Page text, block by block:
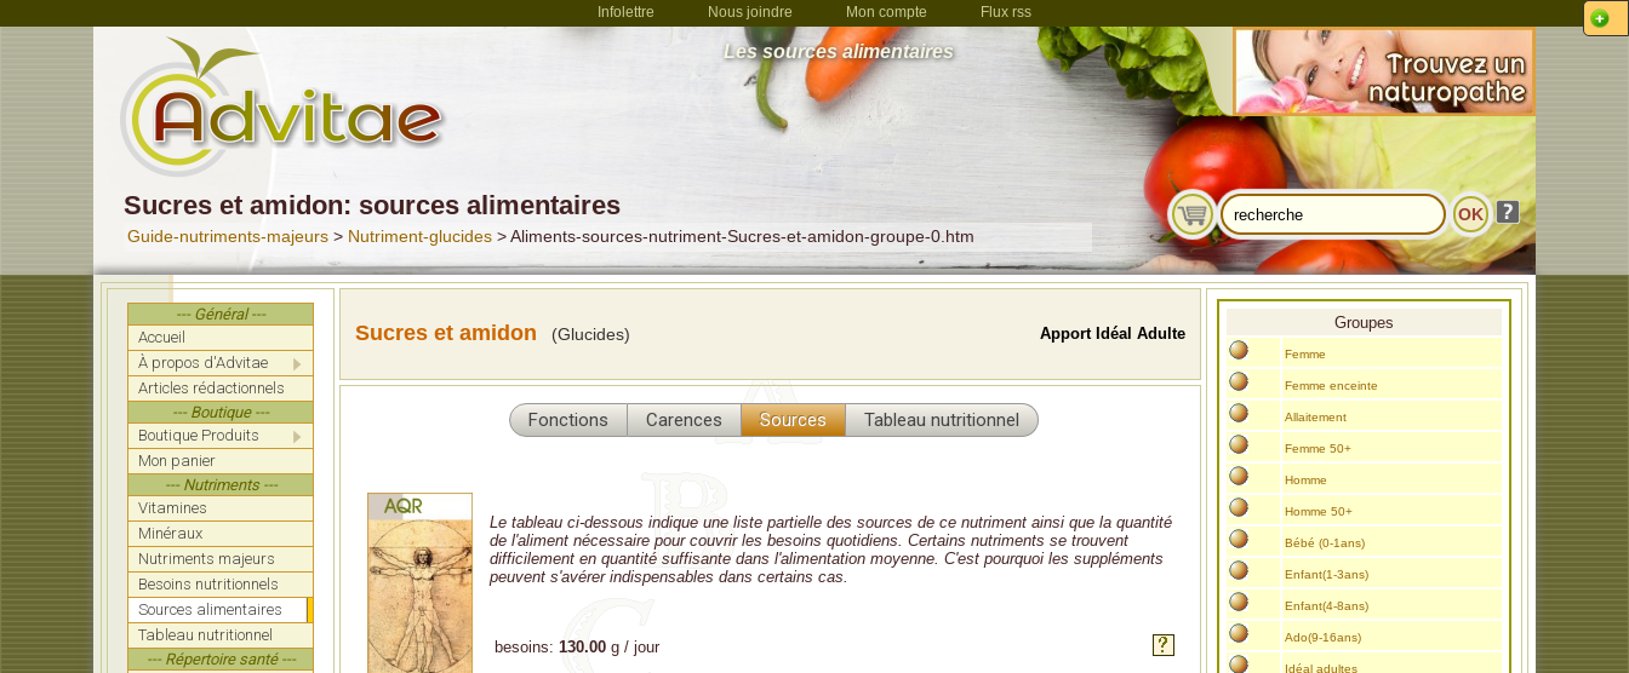
Infolettre Nous joindre Mon compte Flux rss
Les sources alimentaires
Sucres et amidon: sources alimentaires
Guide-nutriments-majeurs > Nutriment-glucides > Aliments-sources-nutriment-Sucres-et-amidon-groupe-0.htm
--- Général ---
Accueil
À propos d'Advitae
Articles rédactionnels
--- Boutique ---
Boutique Produits
Mon panier
--- Nutriments ---
Vitamines
Minéraux
Nutriments majeurs
Besoins nutritionnels
Sources alimentaires
Tableau nutritionnel
--- Répertoire santé ---
Sucres et amidon (Glucides) Apport Idéal Adulte
Groupes
Femme
Femme enceinte
Allaitement
Femme 50+
Homme
Homme 50+
Bébé (0-1ans)
Enfant(1-3ans)
Enfant(4-8ans)
Ado(9-16ans)
Idéal adultes
Fonctions Carences Sources Tableau nutritionnel
Le tableau ci-dessous indique une liste partielle des sources de ce nutriment ainsi que la quantité
de l'aliment nécessaire pour couvrir les besoins quotidiens. Certains nutriments se trouvent
difficilement en quantité suffisante dans l'alimentation moyenne. C'est pourquoi les suppléments
peuvent s'avérer indispensables dans certains cas.
besoins: 130.00 g / jour